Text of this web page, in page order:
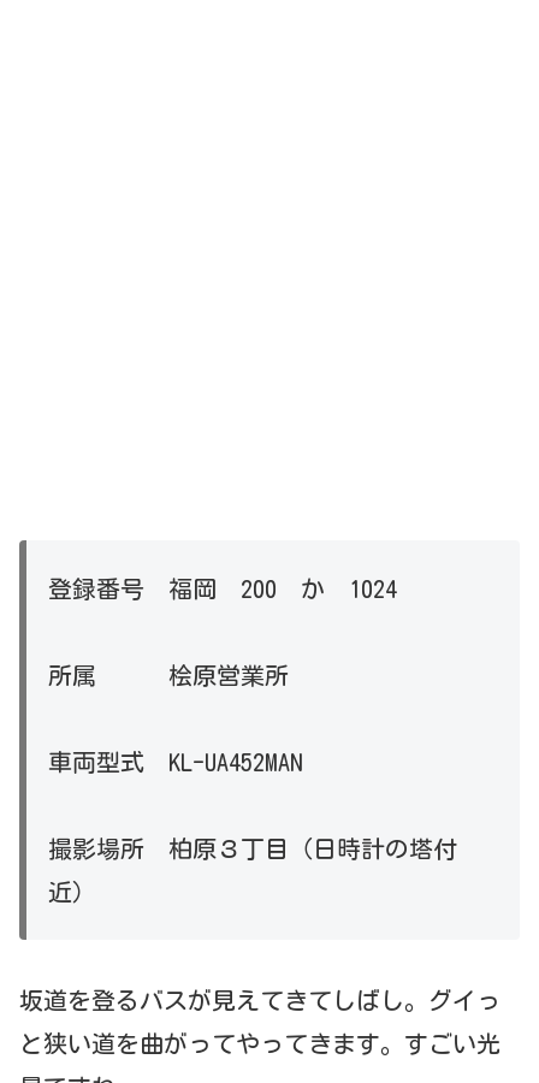
登録番号 福岡 200 か 1024
所属 桧原営業所
車両型式 KL-UA452MAN
撮影場所 柏原３丁目（日時計の塔付
近）
坂道を登るバスが見えてきてしばし。グイっ
と狭い道を曲がってやってきます。すごい光